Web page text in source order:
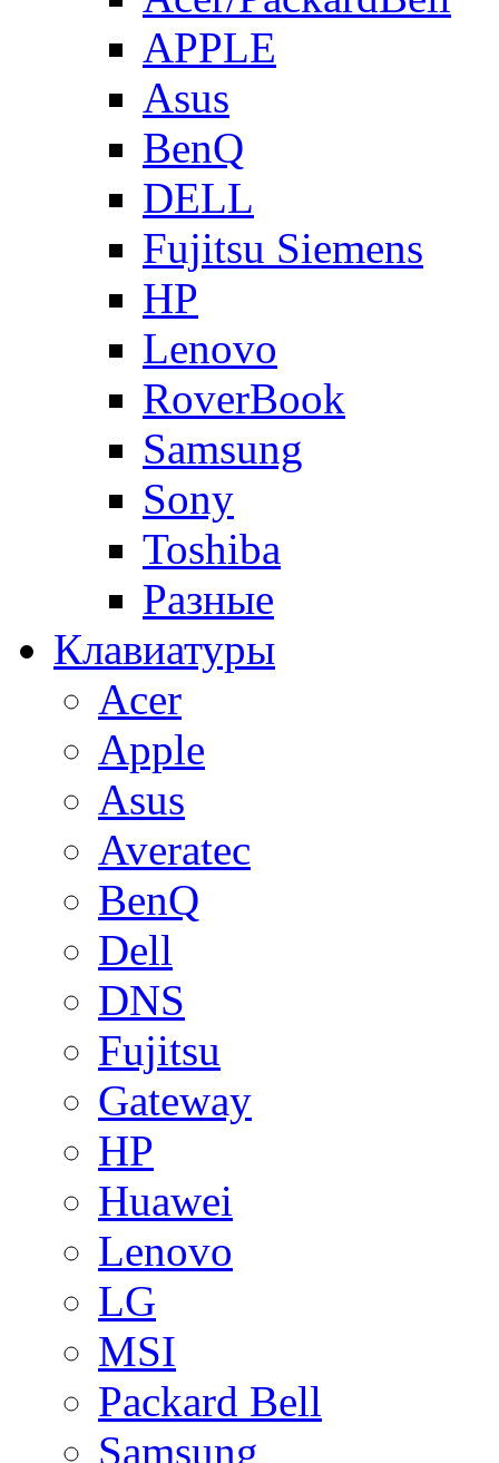
APPLE
Asus
BenQ
DELL
Fujitsu Siemens
HP
Lenovo
RoverBook
Samsung
Sony
Toshiba
Разные
Клавиатуры
Acer
Apple
Asus
Averatec
BenQ
Dell
DNS
Fujitsu
Gateway
HP
Huawei
Lenovo
LG
MSI
Packard Bell
Samsung